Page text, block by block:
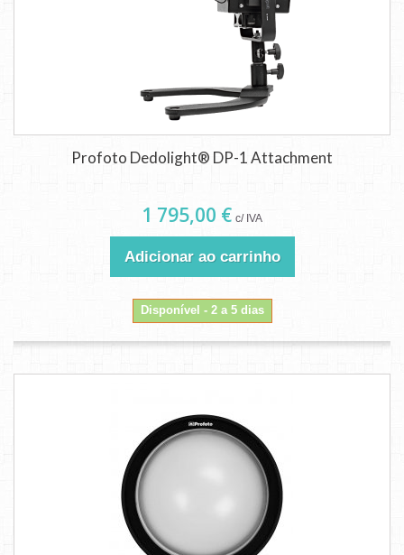
Profoto Dedolight® DP-1 Attachment
1 795,00 € c/ IVA
Adicionar ao carrinho
Disponível - 2 a 5 dias